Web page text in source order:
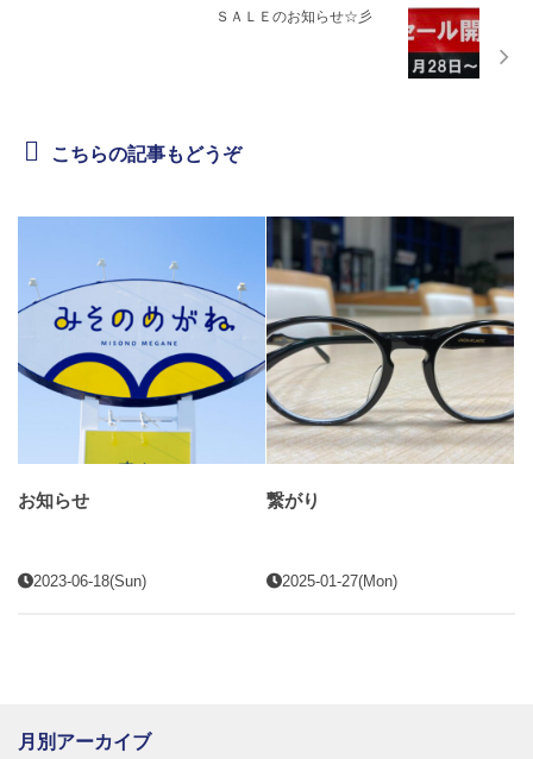
ＳＡＬＥのお知らせ☆彡
こちらの記事もどうぞ
お知らせ
2023-06-18(Sun)
繋がり
2025-01-27(Mon)
月別アーカイブ